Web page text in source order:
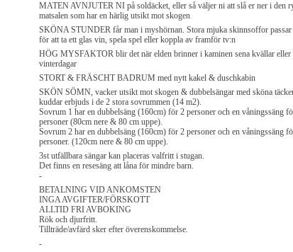
MATEN AVNJUTER NI på soldäcket, eller så väljer ni att slå er ner i den
matsalen som har en härlig utsikt mot skogen
SKÖNA STUNDER får man i myshörnan. Stora mjuka skinnsoffor
för att ta ett glas vin, spela spel eller koppla av framför tv:n
HÖG MYSFAKTOR blir det när elden brinner i kaminen sena kvällar eller
vinterdagar
STORT & FRÄSCHT BADRUM med nytt kakel & duschkabin
SKÖN SÖMN, vacker utsikt mot skogen & dubbelsängar med sköna
kuddar erbjuds i de 2 stora sovrummen (14 m2).
Sovrum 1 har en dubbelsäng (160cm) för 2 personer och en våningssäng
personer (80cm nere & 80 cm uppe).
Sovrum 2 har en dubbelsäng (160cm) för 2 personer och en våningssäng
personer. (120cm nere & 80 cm uppe).
3st utfällbara sängar kan placeras valfritt i stugan.
Det finns en resesäng att låna för mindre barn.
-
BETALNING VID ANKOMSTEN
INGA AVGIFTER/FÖRSKOTT
ALLTID FRI AVBOKING
Rök och djurfritt.
Tillträde/avfärd sker efter överenskommelse.
-